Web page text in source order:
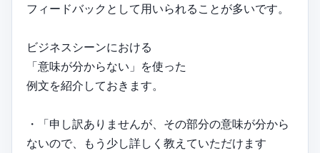
フィードバックとして用いられることが多いです。
ビジネスシーンにおける
「意味が分からない」を使った
例文を紹介しておきます。
・「申し訳ありませんが、その部分の意味が分から
ないので、もう少し詳しく教えていただけます